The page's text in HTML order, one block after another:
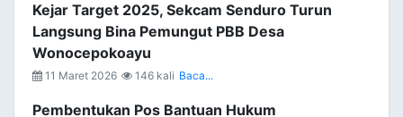
Kejar Target 2025, Sekcam Senduro Turun
Langsung Bina Pemungut PBB Desa
Wonocepokoayu
11 Maret 2026 146 kali Baca...
Pembentukan Pos Bantuan Hukum